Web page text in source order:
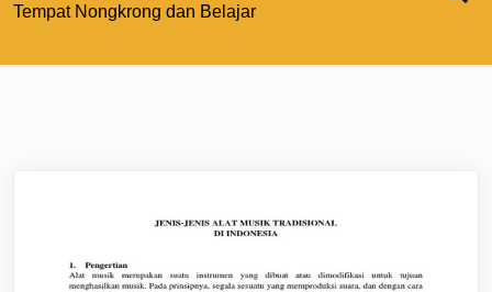
Tempat Nongkrong dan Belajar